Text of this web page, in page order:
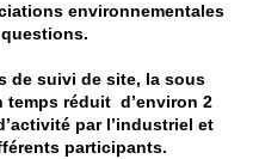
environnementales
de suivi de site, la sous
réduit d’environ 2
par l’industriel et
participants.